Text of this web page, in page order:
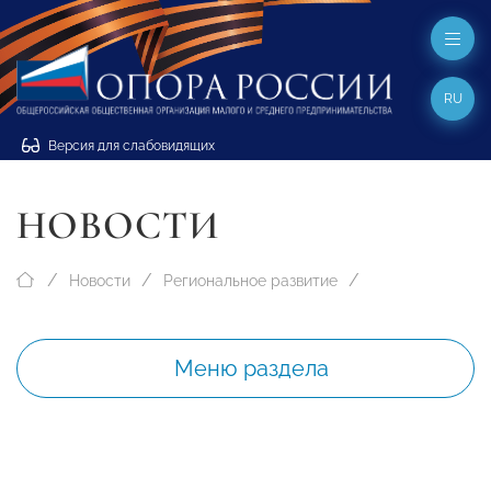
Версия для слабовидящих
RU
НОВОСТИ
Новости Региональное развитие
Меню раздела